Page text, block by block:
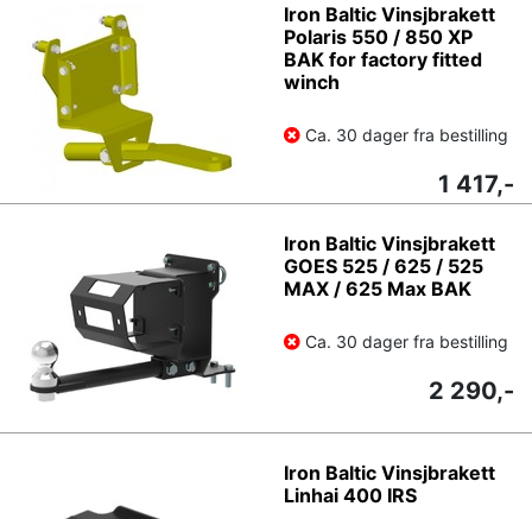
Iron Baltic Vinsjbrakett
Polaris 550 / 850 XP
BAK for factory fitted
winch
Ca. 30 dager fra bestilling
1 417,-
Iron Baltic Vinsjbrakett
GOES 525 / 625 / 525
MAX / 625 Max BAK
Ca. 30 dager fra bestilling
2 290,-
Iron Baltic Vinsjbrakett
Linhai 400 IRS